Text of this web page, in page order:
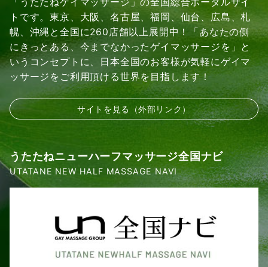
トです。東京、大阪、名古屋、福岡、仙台、広島、札
幌、沖縄と全国に260店舗以上展開中！「あなたの側
にきっとある、今までなかったゲイマッサージを」と
いうコンセプトに、日本全国のお客様が気軽にゲイマ
ッサージをご利用頂ける世界を目指します！
サイトを見る（外部リンク）
うたたねニューハーフマッサージ全国ナビ
UTATANE NEW HALF MASSAGE NAVI